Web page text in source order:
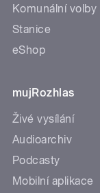
Komunální volby
Stanice
eShop
mujRozhlas
Živé vysílání
Audioarchiv
Podcasty
Mobilní aplikace